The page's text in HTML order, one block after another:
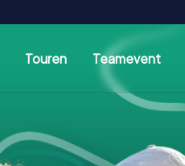
Touren Teamevent